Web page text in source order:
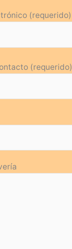
(requerido)
(requerido)